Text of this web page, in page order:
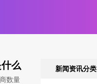
么
数量
新闻资讯分类